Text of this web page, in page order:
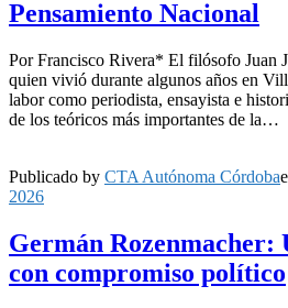
Pensamiento Nacional
Por Francisco Rivera* El filósofo Juan
quien vivió durante algunos años en
labor como periodista, ensayista e
de los teóricos más importantes de la…
Publicado by CTA Autónoma Córdoba
2026
Germán Rozenmacher:
con compromiso político